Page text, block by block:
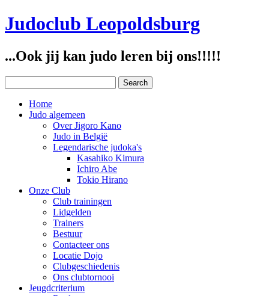
Judoclub Leopoldsburg
...Ook jij kan judo leren bij ons!!!!!
Home
Judo algemeen
Over Jigoro Kano
Judo in België
Legendarische judoka's
Kasahiko Kimura
Ichiro Abe
Tokio Hirano
Onze Club
Club trainingen
Lidgelden
Trainers
Bestuur
Contacteer ons
Locatie Dojo
Clubgeschiedenis
Ons clubtornooi
Jeugdcriterium